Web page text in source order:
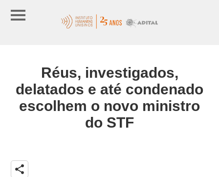
Réus, investigados,
delatados e até condenado
escolhem o novo ministro
do STF
share